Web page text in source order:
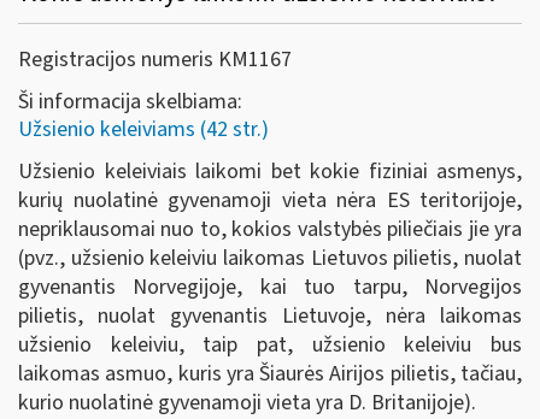
Registracijos numeris KM1167
Ši informacija skelbiama:
Užsienio keleiviams (42 str.)
Užsienio keleiviais laikomi bet kokie fiziniai asmenys,
kurių nuolatinė gyvenamoji vieta nėra ES teritorijoje,
nepriklausomai nuo to, kokios valstybės piliečiais jie yra
(pvz., užsienio keleiviu laikomas Lietuvos pilietis, nuolat
gyvenantis Norvegijoje, kai tuo tarpu, Norvegijos
pilietis, nuolat gyvenantis Lietuvoje, nėra laikomas
užsienio keleiviu, taip pat, užsienio keleiviu bus
laikomas asmuo, kuris yra Šiaurės Airijos pilietis, tačiau,
kurio nuolatinė gyvenamoji vieta yra D. Britanijoje).